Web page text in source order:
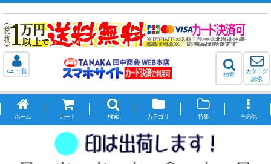
ﾒﾆｭｰ一覧
検索
カタログ
請求
ホーム カート 検索 カテゴリ 特集 その他